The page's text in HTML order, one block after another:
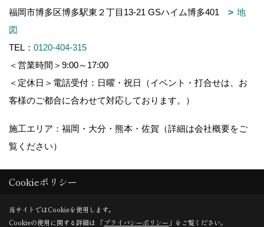
福岡市博多区博多駅東２丁目13-21 GSハイム博多401
地
図
TEL： 0120-404-315
＜営業時間＞9:00～17:00
＜定休日＞電話受付：日曜・祝日（イベント・打合せは、お
客様のご都合に合わせて対応しております。）
施工エリア：福岡・大分・熊本・佐賀（詳細は会社概要をご
覧ください）
Copyright (c) 木造りの家フォーユー. All Rights Reserved.
Produced byゴデスクリエイト
Cookieポリシー
当サイトではCookieを使用します。
Cookieの使用に関する詳細は 「プライバシーポリシー 」をご覧ください。